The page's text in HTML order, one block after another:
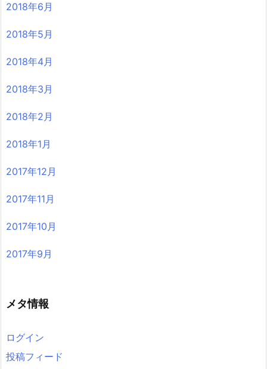
2018年6月
2018年5月
2018年4月
2018年3月
2018年2月
2018年1月
2017年12月
2017年11月
2017年10月
2017年9月
メタ情報
ログイン
投稿フィード